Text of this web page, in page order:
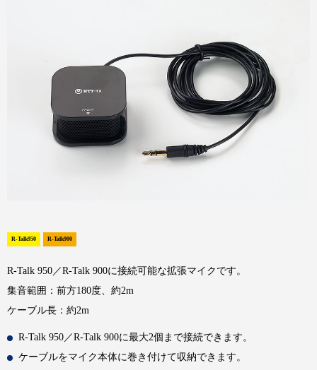
R-Talk950 R-Talk900
R-Talk 950／R-Talk 900に接続可能な拡張マイクです。
集音範囲：前方180度、約2m
ケーブル長：約2m
R-Talk 950／R-Talk 900に最大2個まで接続できます。
ケーブルをマイク本体に巻き付けて収納できます。